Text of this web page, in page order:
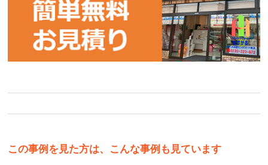
この事例を見た方は、こんな事例も見ています